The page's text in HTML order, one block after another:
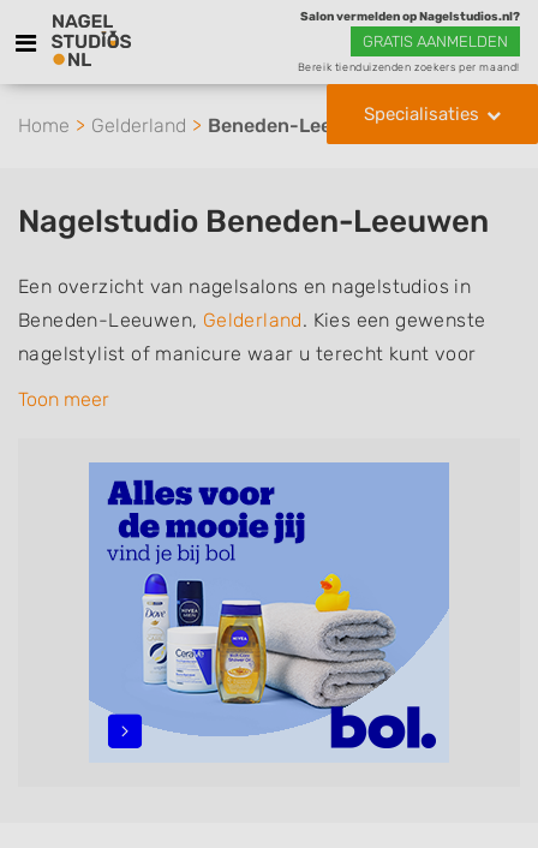
Salon vermelden op Nagelstudios.nl?
GRATIS AANMELDEN
Bereik tienduizenden zoekers per maand!
Specialisaties
Home Gelderland Beneden-Leeuwen
Nagelstudio Beneden-Leeuwen
Een overzicht van nagelsalons en nagelstudios in
Beneden-Leeuwen, Gelderland. Kies een gewenste
nagelstylist of manicure waar u terecht kunt voor
handverzorging, nagelverzorging en soms ook
Manicure, Pedicure, French Manicure, Acrylnagels,
Gelnagels, Nailart, Parrafinebehandeling, 3D Nailart,
Bruidsnagels en Handmassage. U kunt de
zoekresultaten filteren met behulp van de
specialisatie filter en u vindt zoekresultaten in iedere
wijk (noord, oost, zuid, west en het centrum) van
Beneden-Leeuwen.
Toon meer